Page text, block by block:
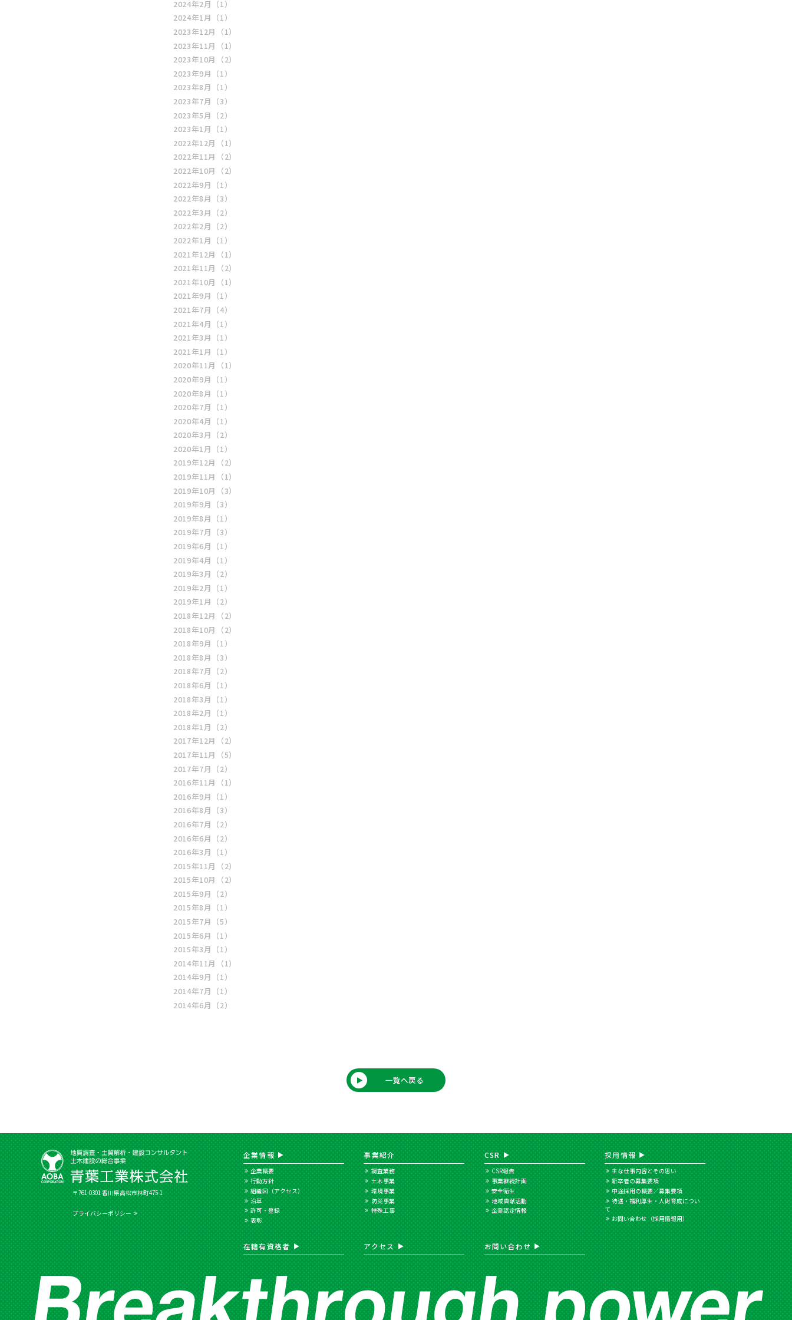
2024年2月 （1）
2024年1月 （1）
2023年12月
（1）
2023年11月
（1）
2023年10月
（2）
2023年9月 （1）
2023年8月 （1）
2023年7月 （3）
2023年5月 （2）
2023年1月 （1）
2022年12月
（1）
2022年11月
（2）
2022年10月
（2）
2022年9月 （1）
2022年8月 （3）
2022年3月 （2）
2022年2月 （2）
2022年1月 （1）
2021年12月
（1）
2021年11月
（2）
2021年10月
（1）
2021年9月 （1）
2021年7月 （4）
2021年4月 （1）
2021年3月 （1）
2021年1月 （1）
2020年11月
（1）
2020年9月 （1）
2020年8月 （1）
2020年7月 （1）
2020年4月 （1）
2020年3月 （2）
2020年1月 （1）
2019年12月
（2）
2019年11月
（1）
2019年10月
（3）
2019年9月 （3）
2019年8月 （1）
2019年7月 （3）
2019年6月 （1）
2019年4月 （1）
2019年3月 （2）
2019年2月 （1）
2019年1月 （2）
2018年12月
（2）
2018年10月
（2）
2018年9月 （1）
2018年8月 （3）
2018年7月 （2）
2018年6月 （1）
2018年3月 （1）
2018年2月 （1）
2018年1月 （2）
2017年12月
（2）
2017年11月
（5）
2017年7月 （2）
2016年11月
（1）
2016年9月 （1）
2016年8月 （3）
2016年7月 （2）
2016年6月 （2）
2016年3月 （1）
2015年11月
（2）
2015年10月
（2）
2015年9月 （2）
2015年8月 （1）
2015年7月 （5）
2015年6月 （1）
2015年3月 （1）
2014年11月
（1）
2014年9月 （1）
2014年7月 （1）
2014年6月 （2）
一覧へ戻る
〒761-0301 香川県高松市林町475-1
プライバシーポリシー
企業情報
企業概要
行動方針
組織図（アクセス）
沿革
許可・登録
表彰
事業紹介
調査業務
土木事業
環境事業
防災事業
特殊工事
CSR
CSR報告
事業継続計画
安全衛生
地域貢献活動
企業認定情報
在籍有資格者 アクセス お問い合わせ
採用情報
主な仕事内容とその思い
新卒者の募集要項
中途採用の概要／募集要項
待遇・福利厚生・人財育成につい
て
お問い合わせ（採用情報用）